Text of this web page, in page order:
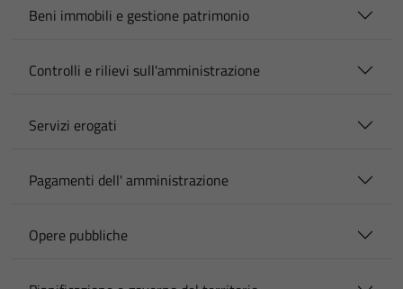
Beni immobili e gestione patrimonio
Controlli e rilievi sull'amministrazione
Servizi erogati
Pagamenti dell' amministrazione
Opere pubbliche